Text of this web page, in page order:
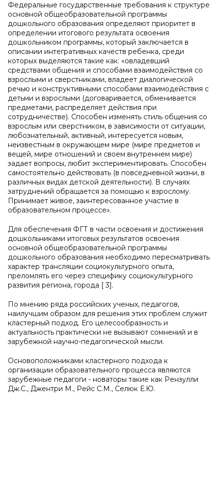
Федеральные государственные требования к структуре
основной общеобразовательной программы
дошкольного образования определяют приоритет в
определении итогового результата освоения
дошкольником программы, который заключается в
описании интегративных качеств ребенка, среди
которых выделяются такие как: «овладевший
средствами общения и способами взаимодействия со
взрослыми и сверстниками, владеет диалогической
речью и конструктивными способами взаимодействия с
детьми и взрослыми (договаривается, обменивается
предметами, распределяет действия при
сотрудничестве). Способен изменять стиль общения со
взрослым или сверстником, в зависимости от ситуации,
любознательный, активный, интересуется новым,
неизвестным в окружающем мире (мире предметов и
вещей, мире отношений и своем внутреннем мире)
задает вопросы, любит экспериментировать. Способен
самостоятельно действовать (в повседневной жизни, в
различных видах детской деятельности). В случаях
затруднений обращается за помощью к взрослому.
Принимает живое, заинтересованное участие в
образовательном процессе».
Для обеспечения ФГТ в части освоения и достижения
дошкольниками итоговых результатов освоения
основной общеобразовательной программы
дошкольного образования необходимо пересматривать
характер трансляции социокультурного опыта,
преломлять его через специфику социокультурного
развития региона, города [ 3].
По мнению ряда российских ученых, педагогов,
наилучшим образом для решения этих проблем служит
кластерный подход. Его целесообразность и
актуальность практически не вызывают сомнений и в
зарубежной научно-педагогической мысли.
Основоположниками кластерного подхода к
организации образовательного процесса являются
зарубежные педагоги - новаторы такие как Рензулли
Дж.С., Джентри М., Рейс С.М., Селюк Е.Ю.